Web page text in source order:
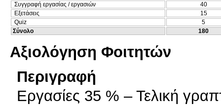
Συγγραφή εργασίας / εργασιών
40
Εξετάσεις
15
Quiz
5
Σύνολο
180
Αξιολόγηση Φοιτητών
Περιγραφή
Εργασίες 35 % – Τελική